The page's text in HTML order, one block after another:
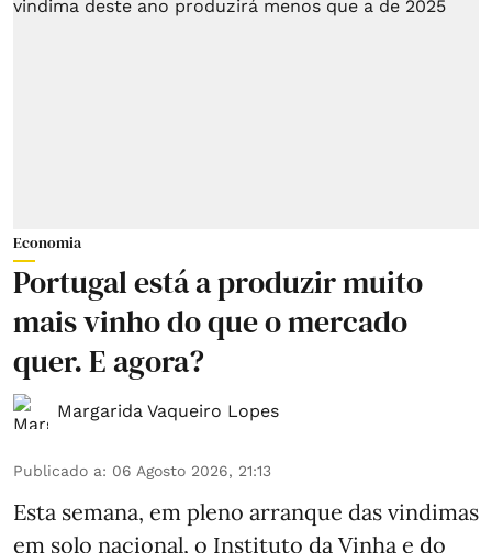
Economia
Portugal está a produzir muito
mais vinho do que o mercado
quer. E agora?
Margarida Vaqueiro Lopes
Publicado a: 06 Agosto 2026, 21:13
Esta semana, em pleno arranque das vindimas
em solo nacional, o Instituto da Vinha e do